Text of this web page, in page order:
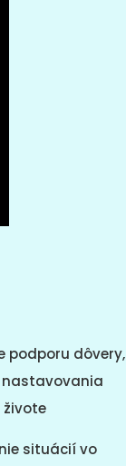
podporu dôvery,
nastavovania
situácií vo